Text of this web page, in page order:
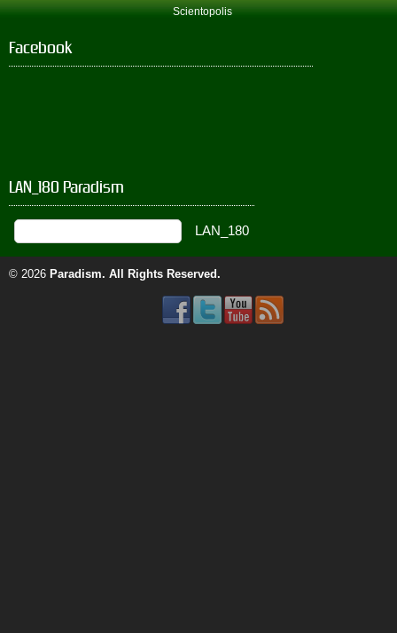
Scientopolis
Facebook
LAN_180 Paradism
© 2026 Paradism. All Rights Reserved.